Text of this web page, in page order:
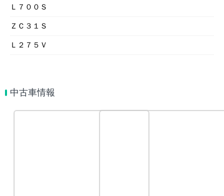
Ｌ７００Ｓ
ＺＣ３１Ｓ
Ｌ２７５Ｖ
中古車情報